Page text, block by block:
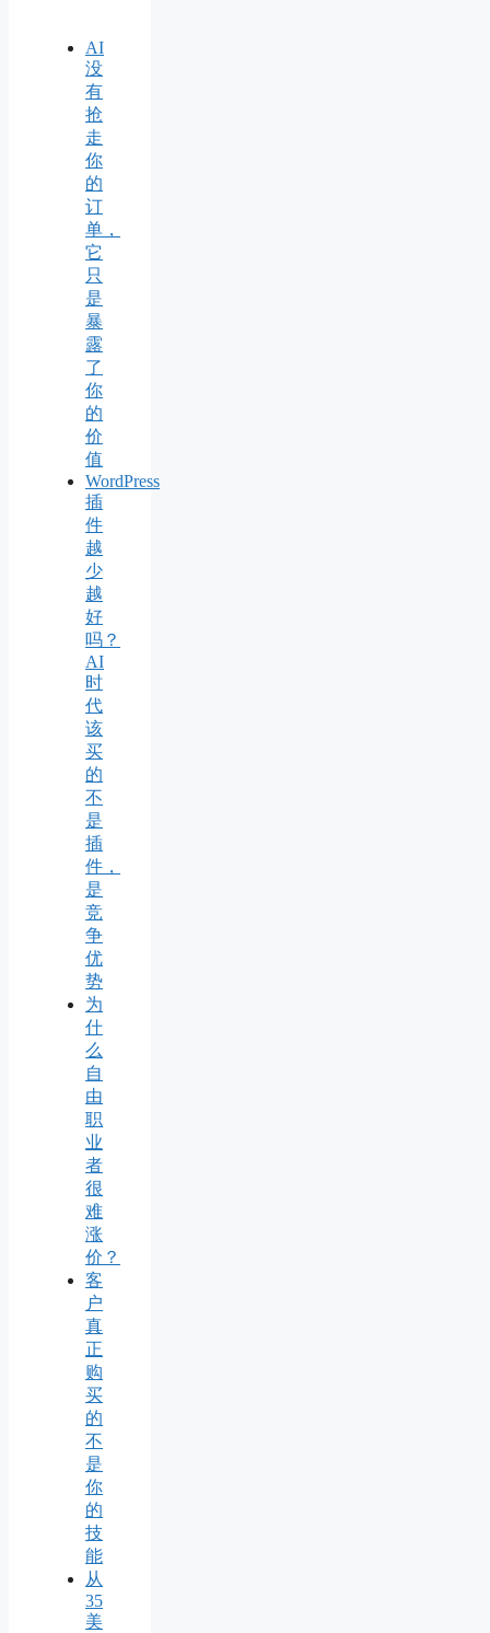
AI
没
有
抢
走
你
的
订
单，
它
只
是
暴
露
了
你
的
价
值
WordPress
插
件
越
少
越
好
吗？
AI
时
代
该
买
的
不
是
插
件，
是
竞
争
优
势
为
什
么
自
由
职
业
者
很
难
涨
价？
客
户
真
正
购
买
的
不
是
你
的
技
能
从
35
美